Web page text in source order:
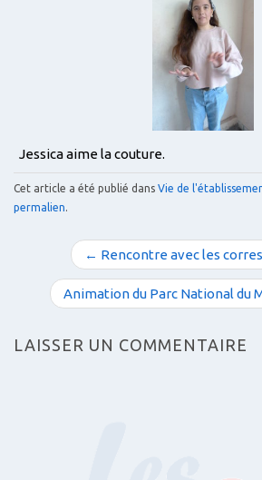
Jessica aime la couture.
Cet article a été publié dans Vie de
permalien.
g
← Rencontre avec les
Animation du Parc National du
LAISSER UN COMMENTAIRE